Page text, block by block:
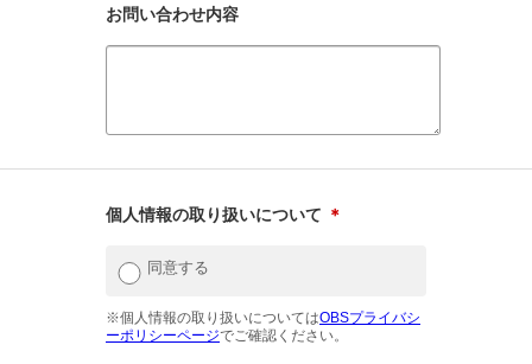
お問い合わせ内容
個人情報の取り扱いについて ＊
同意する
※個人情報の取り扱いについてはOBSプライバシ
ーポリシーページでご確認ください。